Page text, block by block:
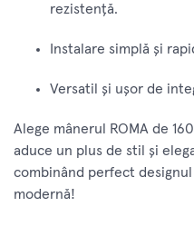
rezistență.
Instalare simplă și
Versatil și ușor de
Alege mânerul ROMA de
aduce un plus de stil și
combinând perfect
modernă!